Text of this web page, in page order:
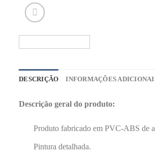
DESCRIÇÃO INFORMAÇÕES
Descrição geral do produto:
Produto fabricado em PVC-ABS de
Pintura detalhada.